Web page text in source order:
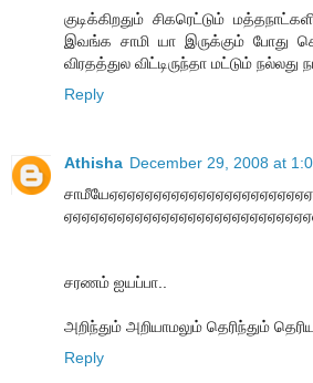
குடிக்கிறதும் சிகரெட்டும்
இவங்க சாமி யா இருக்கும் போது
விரதத்துல விட்டிருந்தா மட்டும் நல்லது
Reply
Athisha December 29, 2008 at
சரணம் ஐயப்பா..
அறிந்தும் அறியாமலும் தெரிந்தும்
Reply